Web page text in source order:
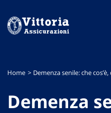
menu
contenuto
footer
Home Demenza senile: che
Demenza